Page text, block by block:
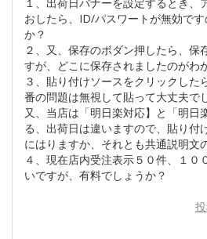
おしたら、ID/パスワートが無効で
か？
２、又、保存のボダン押したら、保
すが、どこに保存されましたのがわ
３、貼り付けソースをクリックした
番の問題は無視して貼って大丈夫で
又、当店は「明日楽対応】と「明日
る、出荷日は違いますので、貼り付
にはりますか、それとも共通説明文
４、現在店内受注表示５０件、１０
いですが、有料でしょうか？